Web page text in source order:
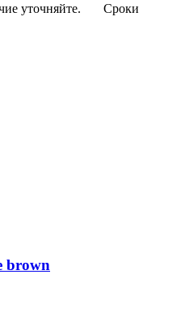
уточняйте.
Сроки
brown